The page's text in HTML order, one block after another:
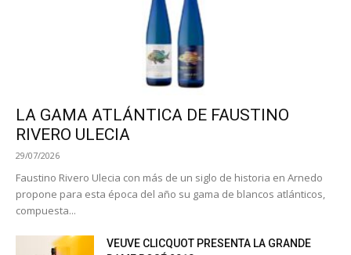
LA GAMA ATLÁNTICA DE FAUSTINO
RIVERO ULECIA
29/07/2026
Faustino Rivero Ulecia con más de un siglo de historia en Arnedo
propone para esta época del año su gama de blancos atlánticos,
compuesta...
VEUVE CLICQUOT PRESENTA LA GRANDE